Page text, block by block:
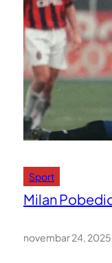
Sport
Milan
novembar 24, 2025